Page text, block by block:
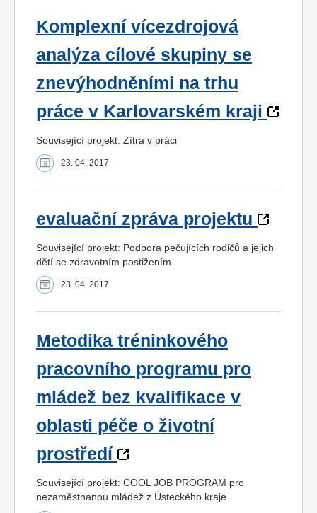
Komplexní vícezdrojová
analýza cílové skupiny se
znevýhodněními na trhu
práce v Karlovarském kraji
Související projekt: Zítra v práci
23. 04. 2017
evaluační zpráva projektu
Související projekt: Podpora pečujících rodičů a jejich
dětí se zdravotním postižením
23. 04. 2017
Metodika tréninkového
pracovního programu pro
mládež bez kvalifikace v
oblasti péče o životní
prostředí
Související projekt: COOL JOB PROGRAM pro
nezaměstnanou mládež z Ústeckého kraje